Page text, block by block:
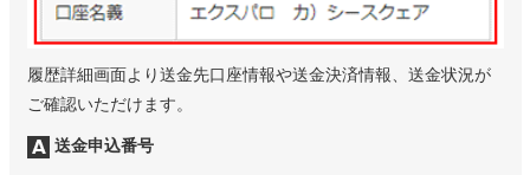
履歴詳細画面より送金先口座情報や送金決済情報、送金状況が
ご確認いただけます。
送金申込番号